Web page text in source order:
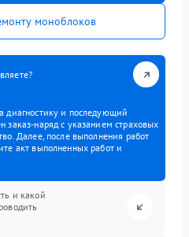
моноблоков
диагностику и последующий
заказ-наряд с указанием страховых
Далее, после выполнения работ
акт выполненных работ и
и какой